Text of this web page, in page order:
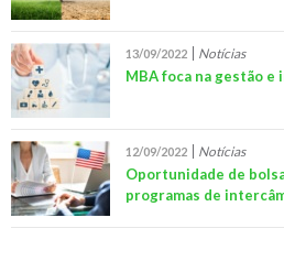
13/09/2022 Notícias
MBA foca na gestão e
12/09/2022 Notícias
Oportunidade de
programas de